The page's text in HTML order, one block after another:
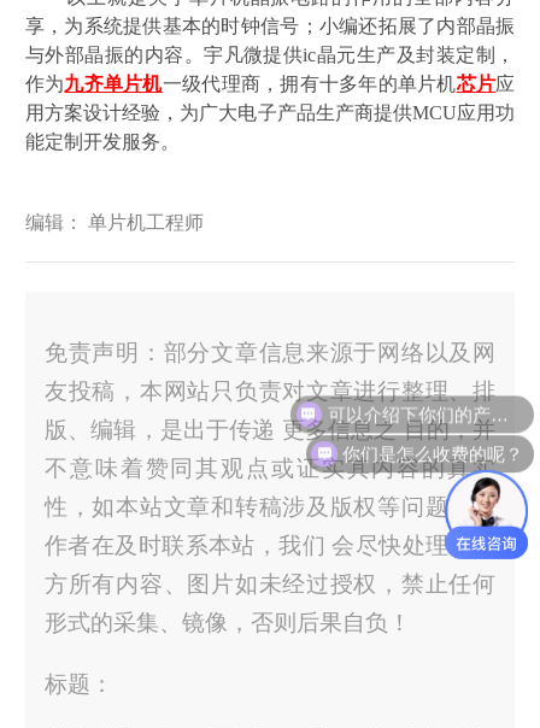
享，为系统提供基本的时钟信号；小编还拓展了内部晶振
与外部晶振的内容。宇凡微提供ic晶元生产及封装定制，
作为九齐单片机一级代理商，拥有十多年的单片机芯片应
用方案设计经验，为广大电子产品生产商提供MCU应用功
能定制开发服务。
编辑： 单片机工程师
免责声明：部分文章信息来源于网络以及网
友投稿，本网站只负责对文章进行整理、排
版、编辑，是出于传递 更多信息之 目的，并
不意味着赞同其观点或证实其内容的真实
性，如本站文章和转稿涉及版权等问题，请
作者在及时联系本站，我们 会尽快处理。官
方所有内容、图片如未经过授权，禁止任何
形式的采集、镜像，否则后果自负！
标题：
可以介绍下你们的产品么？
你们是怎么收费的呢？